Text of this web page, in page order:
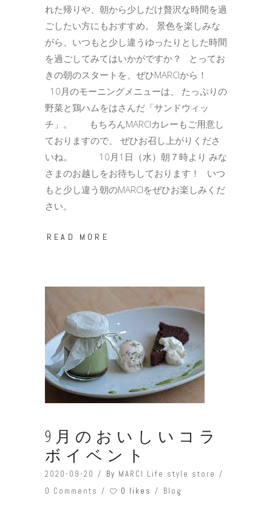
れた帰りや、朝から少しだけ贅沢な時間を過
ごしたい方にもおすすめ。 景色を楽しみな
がら、いつもと少し違うゆったりとした時間
を過ごしてみてはいかがですか？ とってお
きの朝のスタートを、ぜひMARCIから！
10月のモーニングメニューは、 たっぷりの
野菜と鶏ハムをはさんだ「サンドウィッ
チ」。 もちろんMARCIカレーもご用意し
ておりますので、 ぜひお召し上がりくださ
いね。 10月1日（水）朝７時より みな
さまのお越しをお待ちしております！ いつ
もと少し違う朝のMARCIをぜひお楽しみくだ
さい。
READ MORE
9月のおいしいコラ
ボイベント
2020-09-20 By MARCI Life style store
0 Comments
0 likes Blog